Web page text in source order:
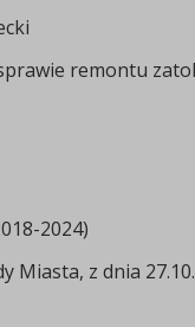
remontu
2024)
Miasta, z dnia